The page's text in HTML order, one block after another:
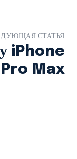
СТАТЬЯ
iPhone
Pro Max